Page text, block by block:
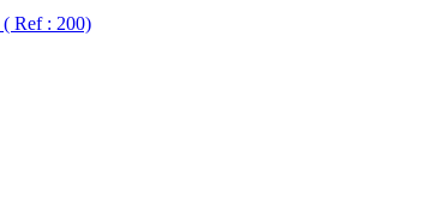
( Ref : 200)